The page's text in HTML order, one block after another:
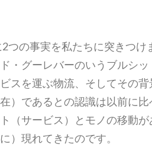
つの事実を私たちに突きつ
・グーレバーのいうブルシ
スを運ぶ物流、そしてその
）であるとの認識は以前に
（サービス）とモノの移動
）現れてきたのです。